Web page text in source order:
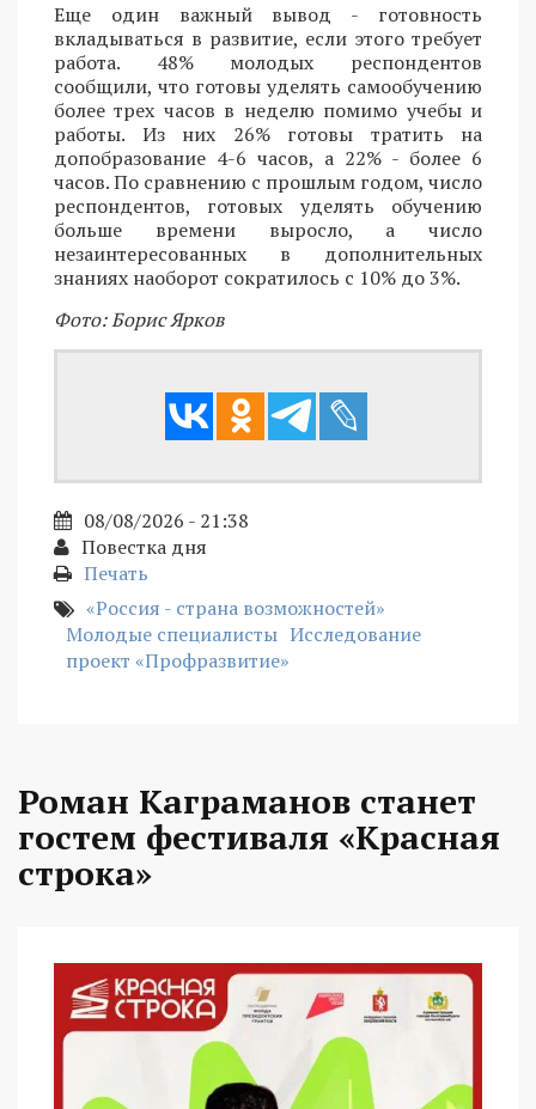
Еще один важный вывод - готовность
вкладываться в развитие, если этого требует
работа. 48% молодых респондентов
сообщили, что готовы уделять самообучению
более трех часов в неделю помимо учебы и
работы. Из них 26% готовы тратить на
допобразование 4-6 часов, а 22% - более 6
часов. По сравнению с прошлым годом, число
респондентов, готовых уделять обучению
больше времени выросло, а число
незаинтересованных в дополнительных
знаниях наоборот сократилось с 10% до 3%.
Фото: Борис Ярков
08/08/2026 - 21:38
Повестка дня
Печать
«Россия - страна возможностей»
Молодые специалисты Исследование
проект «Профразвитие»
Роман Каграманов станет
гостем фестиваля «Красная
строка»